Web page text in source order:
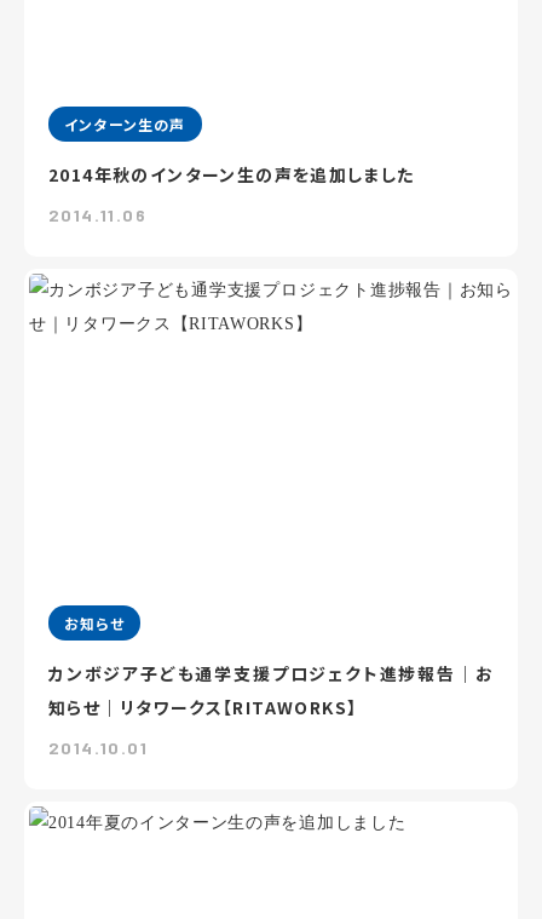
インターン生の声
2014年秋のインターン生の声を追加しました
2014.11.06
お知らせ
カンボジア子ども通学支援プロジェクト進捗報告｜お
知らせ｜リタワークス【RITAWORKS】
2014.10.01